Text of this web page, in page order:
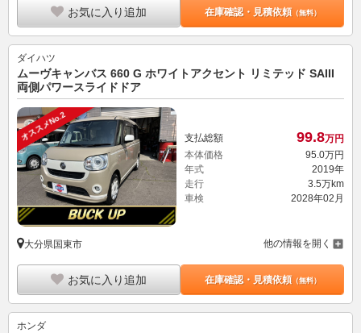
お気に入り追加 在庫確認・見積依頼（無料）
ダイハツ
ムーヴキャンバス 660 G ホワイトアクセント リミテッド SAIII
両側パワースライドドア
オススメNo.2 支払総額 99.8万円
本体価格
95. 0万円
年式
2019年
走行
3.5万km
車検
2028年02月
大分県国東市 他の情報を開く
お気に入り追加 在庫確認・見積依頼（無料）
ホンダ